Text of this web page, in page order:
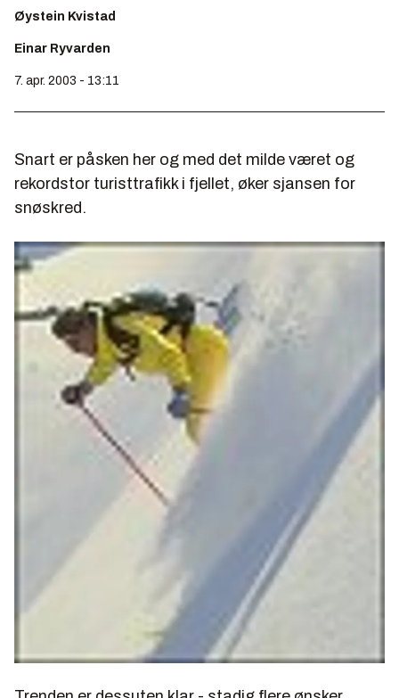
Øystein Kvistad
Einar Ryvarden
7. apr. 2003 - 13:11
Snart er påsken her og med det milde været og
rekordstor turisttrafikk i fjellet, øker sjansen for
snøskred.